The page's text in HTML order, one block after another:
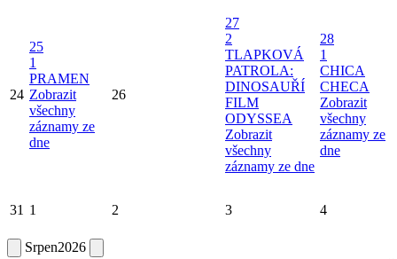
24
25
1
PRAMEN
Zobrazit
všechny
záznamy ze
dne
26
27
2
TLAPKOVÁ
PATROLA:
DINOSAUŘÍ
FILM
ODYSSEA
Zobrazit
všechny
záznamy ze dne
28
1
CHICA
CHECA
Zobrazit
všechny
záznamy ze
dne
31 1 2 3 4
Srpen2026